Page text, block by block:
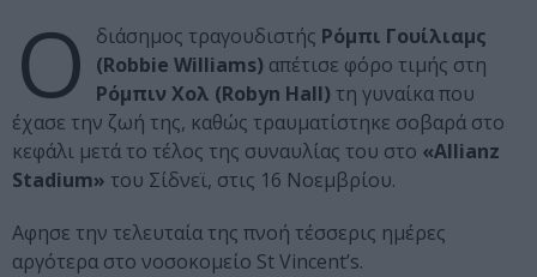
Ο διάσημος τραγουδιστής Ρόμπι Γουίλιαμς
(Robbie Williams) απέτισε φόρο τιμής στη
Ρόμπιν Χολ (Robyn Hall) τη γυναίκα που
έχασε την ζωή της, καθώς τραυματίστηκε σοβαρά στο
κεφάλι μετά το τέλος της συναυλίας του στο «Allianz
Stadium» του Σίδνεϊ, στις 16 Νοεμβρίου.
Αφησε την τελευταία της πνοή τέσσερις ημέρες
αργότερα στο νοσοκομείο St Vincent’s.